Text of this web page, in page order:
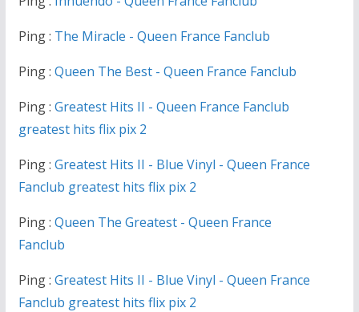
Ping : The Miracle - Queen France Fanclub
Ping : Queen The Best - Queen France Fanclub
Ping : Greatest Hits II - Queen France Fanclub
greatest hits flix pix 2
Ping : Greatest Hits II - Blue Vinyl - Queen France
Fanclub greatest hits flix pix 2
Ping : Queen The Greatest - Queen France
Fanclub
Ping : Greatest Hits II - Blue Vinyl - Queen France
Fanclub greatest hits flix pix 2